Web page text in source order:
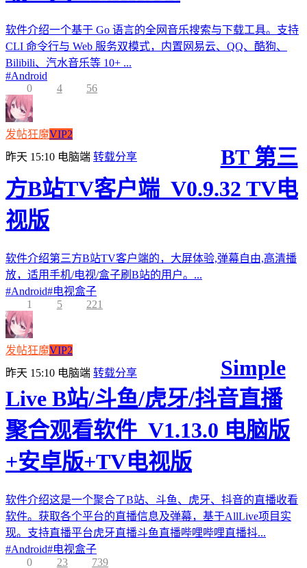
软件介绍一个基于 Go 语言的全网音乐搜索与下载工具。支持
CLI 命令行与 Web 服务双模式，内置网易云、QQ、酷狗、
Bilibili、汽水音乐等 10+ ...
#Android
0
4 56
发帖狂魔VIP2
昨天 15:10 电脑端 转载分享
BT 第三
方B站TV客户端_V0.9.32 TV电
视版
软件介绍第三方B站TV客户端的，大屏体验,弹幕自由,高清播
放，适用手机/电视/盒子刷B站的用户。...
#Android#电视盒子
1
5 221
发帖狂魔VIP2
昨天 15:10 电脑端 转载分享
Simple
Live B站/斗鱼/虎牙/抖音直播
聚合观看软件_V1.13.0 电脑版
+安卓版+TV电视版
软件介绍这是一个聚合了B站、斗鱼、虎牙、抖音的直播收看
软件。获取各个平台的直播信息及弹幕，基于AllLive项目实
现。支持直播平台虎牙直播斗鱼直播哔哩哔哩直播抖...
#Android#电视盒子
0
23 739